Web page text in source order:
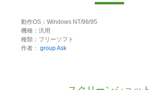
動作OS：Windows NT/98/95
機種：汎用
種類：フリーソフト
作者： group Ask